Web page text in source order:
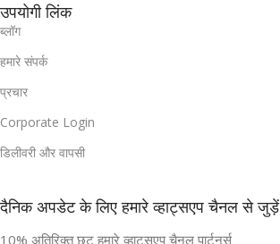
उपयोगी लिंक
ब्लॉग
हमारे संपर्क
प्रचार
Corporate Login
डिलीवरी और वापसी
दैनिक अपडेट के लिए हमारे व्हाट्सएप चैनल से जुड़ें
10% अतिरिक्त छूट हमारे व्हाट्सएप चैनल पार्टनर्स